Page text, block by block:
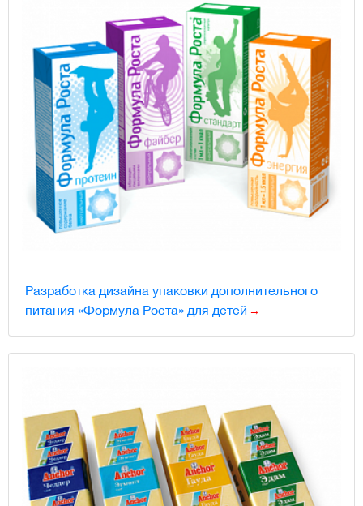
Разработка дизайна упаковки дополнительного
питания «Формула Роста» для детей